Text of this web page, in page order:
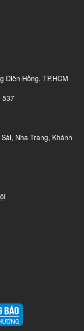
Diên Hồng, TP.HCM
537
Nha Trang, Khánh